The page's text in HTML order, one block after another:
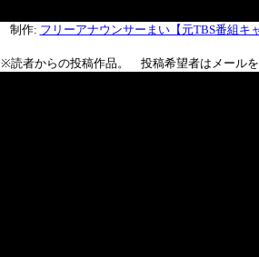
制作: フリーアナウンサーまい【元TBS番組キ
※読者からの投稿作品。 投稿希望者はメール